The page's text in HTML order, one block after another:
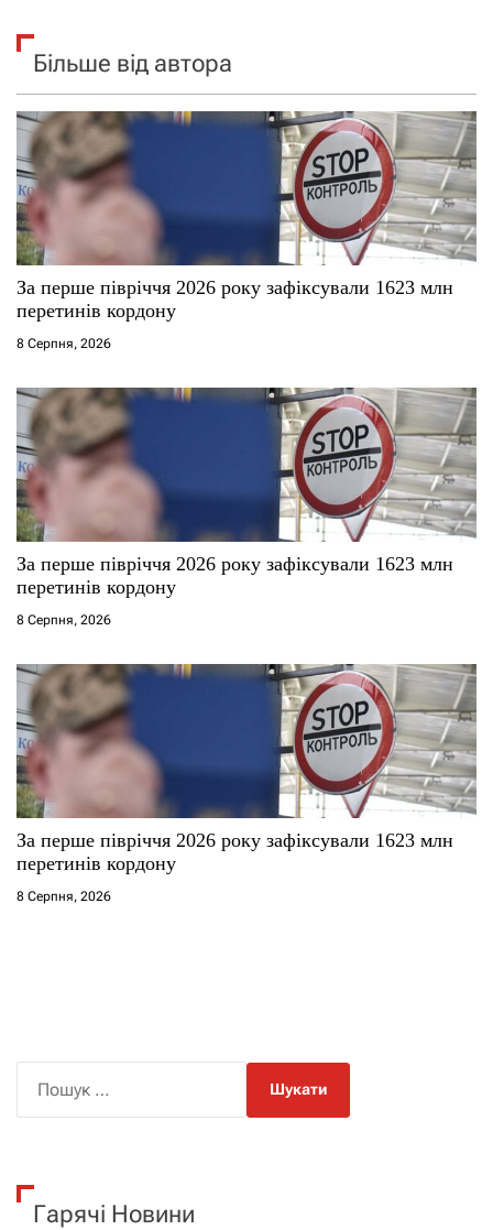
Більше від автора
За перше півріччя 2026 року зафіксували 1623 млн
перетинів кордону
8 Серпня, 2026
За перше півріччя 2026 року зафіксували 1623 млн
перетинів кордону
8 Серпня, 2026
За перше півріччя 2026 року зафіксували 1623 млн
перетинів кордону
8 Серпня, 2026
к
Гарячі Новини